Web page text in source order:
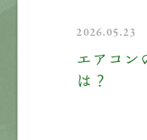
2026.05.23
エアコン
は？